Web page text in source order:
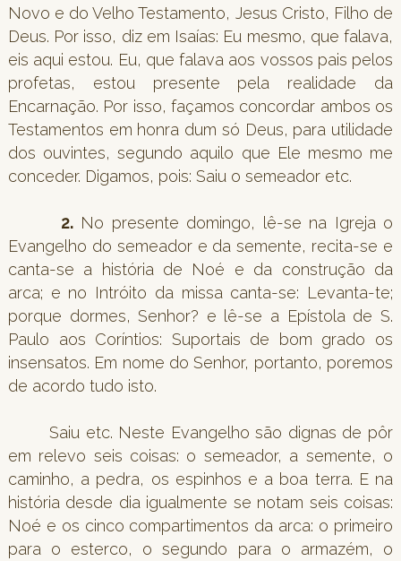
Novo e do Velho Testamento, Jesus Cristo, Filho de
Deus. Por isso, diz em Isaías: Eu mesmo, que falava,
eis aqui estou. Eu, que falava aos vossos pais pelos
profetas, estou presente pela realidade da
Encarnação. Por isso, façamos concordar ambos os
Testamentos em honra dum só Deus, para utilidade
dos ouvintes, segundo aquilo que Ele mesmo me
conceder. Digamos, pois: Saiu o semeador etc.
2. No presente domingo, lê-se na Igreja o
Evangelho do semeador e da semente, recita-se e
canta-se a história de Noé e da construção da
arca; e no Intróito da missa canta-se: Levanta-te;
porque dormes, Senhor? e lê-se a Epístola de S.
Paulo aos Coríntios: Suportais de bom grado os
insensatos. Em nome do Senhor, portanto, poremos
de acordo tudo isto.
Saiu etc. Neste Evangelho são dignas de pôr
em relevo seis coisas: o semeador, a semente, o
caminho, a pedra, os espinhos e a boa terra. E na
história desde dia igualmente se notam seis coisas:
Noé e os cinco compartimentos da arca: o primeiro
para o esterco, o segundo para o armazém, o